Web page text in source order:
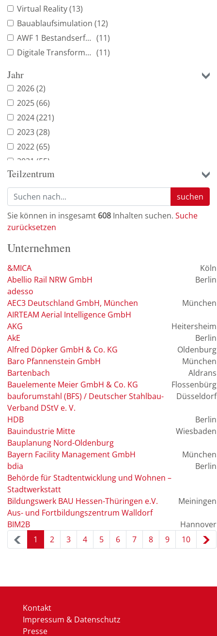
Virtual Reality(13)
Bauablaufsimulation (12)
AWF 1 Bestandserfassung (11)
Digitale Transformation (11)
Open BIM
Digitales Raumbuch
BIM-Management
BIM2FM-Strategie
Projektmanagement
BIM-fähige Software
Geodaten (7)
Fachmodell(6)
Simulation
BIM-Anwendungsfall
3D-Punktwolke
As-built-Model (5)
Bauwerksmodell(5)
BIM-Gesamtkoordinator (5)
Qualitätssicherung
AWF 15 Baufortschrittskontrolle (5)
Computer Aided Design (5)
Nachhaltigkeitsziele(5)
BIM-Strategie
Kollisionsprüfung(4)
Mengenermittlung(4)
Geographische Informationssysteme (4)
Smart Building
3D-Druck(4)
Automatisierte Systeme (4)
5D-Modell(3)
BIM-Koordinator(3)
Kostencontrolling(3)
Jahr
2026(2)
2025(66)
2024(221)
2023(28)
2022(65)
2021 (55)
2020(109)
2019(42)
2018(10)
2014 (9)
Teilzentrum
suchen
Sie können in insgesamt 608 Inhalten suchen. Suche
zurücksetzen
Unternehmen
&MICA
Köln
Abellio Rail NRW GmbH
Berlin
adesso
AEC3 Deutschland GmbH, München
München
AIRTEAM Aerial Intelligence GmbH
AKG
Heitersheim
AkE
Berlin
Alfred Döpker GmbH & Co. KG
Oldenburg
Baro Pfannenstein GmbH
München
Bartenbach
Aldrans
Bauelemente Meier GmbH & Co. KG
Flossenbürg
bauforumstahl (BFS) / Deutscher Stahlbau-
Verband DStV e. V.
Düsseldorf
HDB
Berlin
Bauindustrie Mitte
Wiesbaden
Bauplanung Nord-Oldenburg
Bayern Facility Management GmbH
München
bdia
Berlin
Behörde für Stadtentwicklung und Wohnen –
Stadtwerkstatt
Bildungswerk BAU Hessen-Thüringen e.V.
Aus- und Fortbildungszentrum Walldorf
Meiningen
BIM2B
Hannover
1
2 3 4 5 6 7 8 9 10
Kontakt
Impressum & Datenschutz
Presse